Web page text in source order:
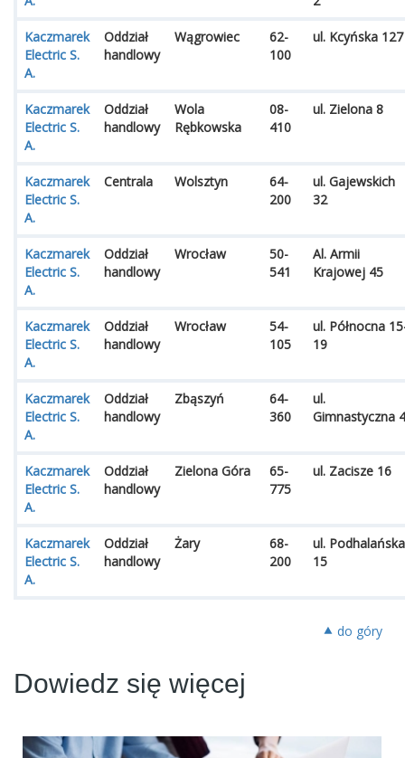
Kaczmarek
Electric S.
A.
Oddział
handlowy
Wągrowiec
62-
100
ul. Kcyńska 127
Kaczmarek
Electric S.
A.
Oddział
handlowy
Wola
Rębkowska
08-
410
ul. Zielona 8
Kaczmarek
Electric S.
A.
Centrala Wolsztyn
64-
200
ul. Gajewskich
32
Kaczmarek
Electric S.
A.
Oddział
handlowy
Wrocław
50-
541
Al. Armii
Krajowej 45
Kaczmarek
Electric S.
A.
Oddział
handlowy
Wrocław
54-
105
ul. Północna
19
Kaczmarek
Electric S.
A.
Oddział
handlowy
Zbąszyń
64-
360
ul.
Gimnastyczna 4
Kaczmarek
Electric S.
A.
Oddział
handlowy
Zielona Góra
65-
775
ul. Zacisze 16
Kaczmarek
Electric S.
A.
Oddział
handlowy
Żary
68-
200
ul. Podhalańska
15
⯅ do góry
Dowiedz się więcej